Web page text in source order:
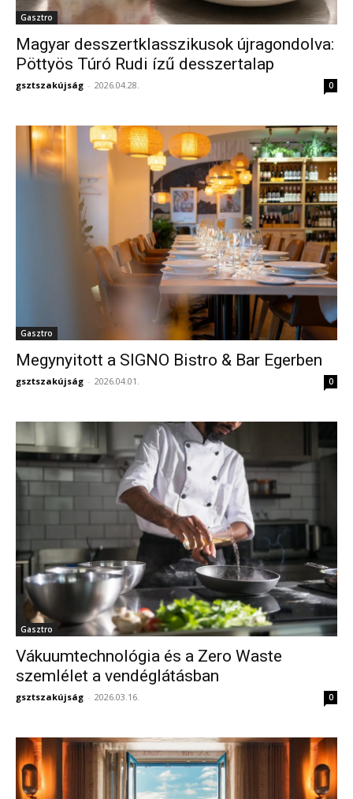
Gasztro
Magyar desszertklasszikusok újragondolva:
Pöttyös Túró Rudi ízű desszertalap
gsztszakújság - 2026.04.28. 0
Gasztro
Megynyitott a SIGNO Bistro & Bar Egerben
gsztszakújság - 2026.04.01. 0
Gasztro
Vákuumtechnológia és a Zero Waste
szemlélet a vendéglátásban
gsztszakújság - 2026.03.16. 0